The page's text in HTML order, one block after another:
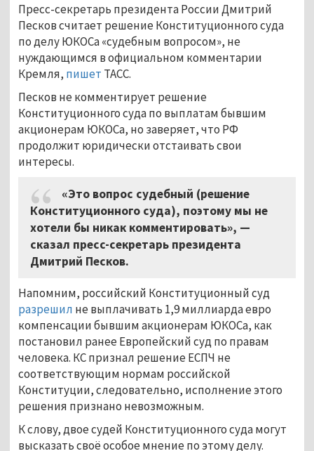
Пресс-секретарь президента России Дмитрий
Песков считает решение Конституционного суда
по делу ЮКОСа «судебным вопросом», не
нуждающимся в официальном комментарии
Кремля, пишет ТАСС.
Песков не комментирует решение
Конституционного суда по выплатам бывшим
акционерам ЮКОСа, но заверяет, что РФ
продолжит юридически отстаивать свои
интересы.
«Это вопрос судебный (решение
Конституционного суда), поэтому мы не
хотели бы никак комментировать», —
сказал пресс-секретарь президента
Дмитрий Песков.
Напомним, российский Конституционный суд
разрешил не выплачивать 1,9 миллиарда евро
компенсации бывшим акционерам ЮКОСа, как
постановил ранее Европейский суд по правам
человека. КС признал решение ЕСПЧ не
соответствующим нормам российской
Конституции, следовательно, исполнение этого
решения признано невозможным.
К слову, двое судей Конституционного суда могут
высказать своё особое мнение по этому делу.